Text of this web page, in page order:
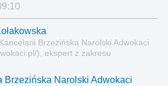
Brzezińska Narolski Adwokaci
), ekspert z zakresu
osobowych, trener i szkoleniowiec
Brzezińska Narolski Adwokaci